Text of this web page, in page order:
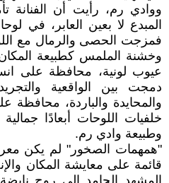
ووادي رم، رأيت أن الفنانة
المبدع لا بعين العابر، في
فمزجت الحصى والرمال مع
وخشنة الملمس كطبيعة
عيوب لونية، محافظة على
دمجت بين الواقعية
والمحايدة والباردة، محافظة
خلفيات اللوحات أبعادًا
وطبيعة وادي رم.
"همهمات الصخور" لم يكن
قائمة على معايشة المكان